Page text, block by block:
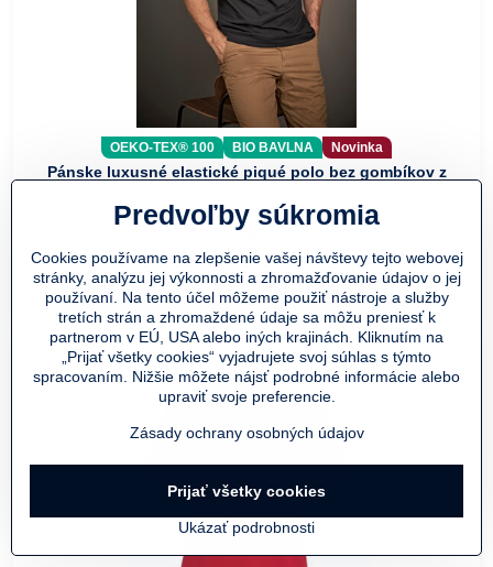
OEKO-TEX® 100 BIO BAVLNA Novinka
Pánske luxusné elastické piqué polo bez gombíkov z
Skladom v eshope
39,95 €
33,02 €bez DPH
Zobraziť
Predvoľby súkromia
Cookies používame na zlepšenie vašej návštevy tejto webovej
stránky, analýzu jej výkonnosti a zhromažďovanie údajov o jej
používaní. Na tento účel môžeme použiť nástroje a služby
tretích strán a zhromaždené údaje sa môžu preniesť k
partnerom v EÚ, USA alebo iných krajinách. Kliknutím na
„Prijať všetky cookies“ vyjadrujete svoj súhlas s týmto
spracovaním. Nižšie môžete nájsť podrobné informácie alebo
upraviť svoje preferencie.
Zásady ochrany osobných údajov
Ukázať podrobnosti
Prijať všetky cookies